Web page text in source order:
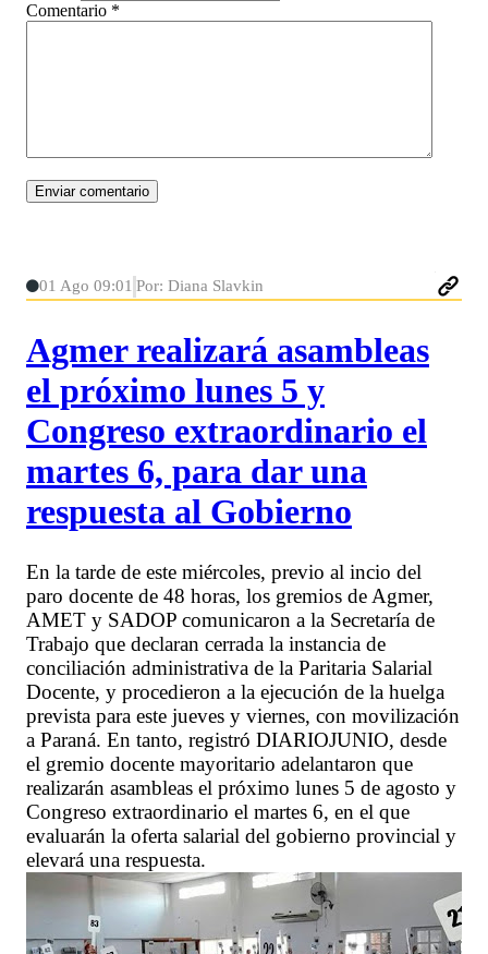
Comentario *
01 Ago 09:01 Por: Diana Slavkin
Agmer realizará asambleas
el próximo lunes 5 y
Congreso extraordinario el
martes 6, para dar una
respuesta al Gobierno
En la tarde de este miércoles, previo al incio del
paro docente de 48 horas, los gremios de Agmer,
AMET y SADOP comunicaron a la Secretaría de
Trabajo que declaran cerrada la instancia de
conciliación administrativa de la Paritaria Salarial
Docente, y procedieron a la ejecución de la huelga
prevista para este jueves y viernes, con movilización
a Paraná. En tanto, registró DIARIOJUNIO, desde
el gremio docente mayoritario adelantaron que
realizarán asambleas el próximo lunes 5 de agosto y
Congreso extraordinario el martes 6, en el que
evaluarán la oferta salarial del gobierno provincial y
elevará una respuesta.